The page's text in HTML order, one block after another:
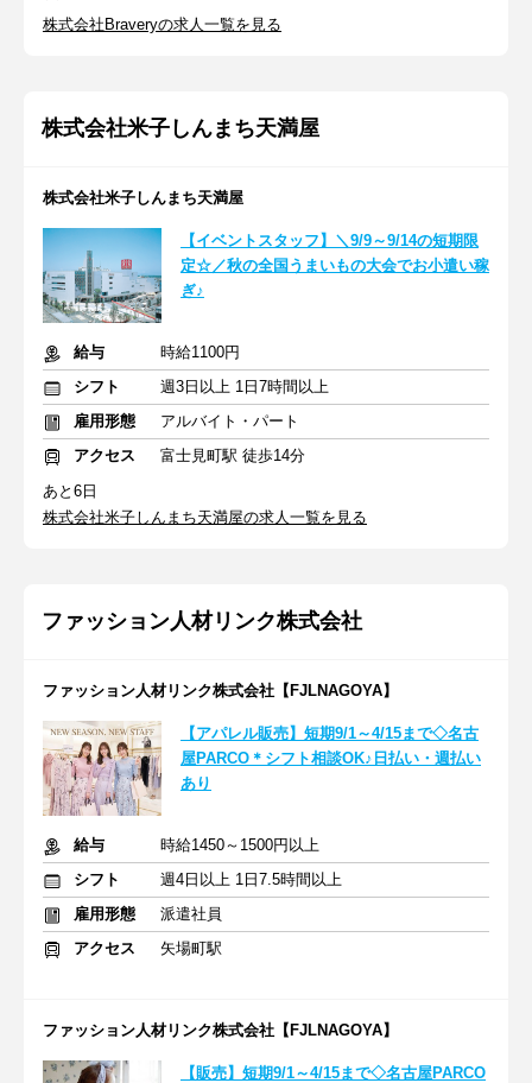
株式会社Braveryの求人一覧を見る
株式会社米子しんまち天満屋
株式会社米子しんまち天満屋
【イベントスタッフ】＼9/9～9/14の短期限
定☆／秋の全国うまいもの大会でお小遣い稼
ぎ♪
給与
時給1100円
シフト
週3日以上 1日7時間以上
雇用形態
アルバイト・パート
アクセス
富士見町駅 徒歩14分
あと6日
株式会社米子しんまち天満屋の求人一覧を見る
ファッション人材リンク株式会社
ファッション人材リンク株式会社【FJLNAGOYA】
【アパレル販売】短期9/1～4/15まで◇名古
屋PARCO＊シフト相談OK♪日払い・週払い
あり
給与
時給1450～1500円以上
シフト
週4日以上 1日7.5時間以上
雇用形態
派遣社員
アクセス
矢場町駅
ファッション人材リンク株式会社【FJLNAGOYA】
【販売】短期9/1～4/15まで◇名古屋PARCO